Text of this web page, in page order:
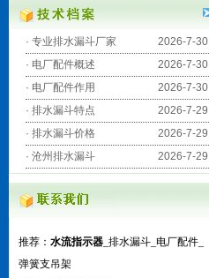
· 专业排水漏斗厂家
2026-7-30
· 电厂配件概述
2026-7-30
· 电厂配件作用
2026-7-30
· 排水漏斗特点
2026-7-29
· 排水漏斗价格
2026-7-29
· 沧州排水漏斗 2026-7-29
推荐： 水流指示器 _排水漏斗_电厂配件_
弹簧支吊架